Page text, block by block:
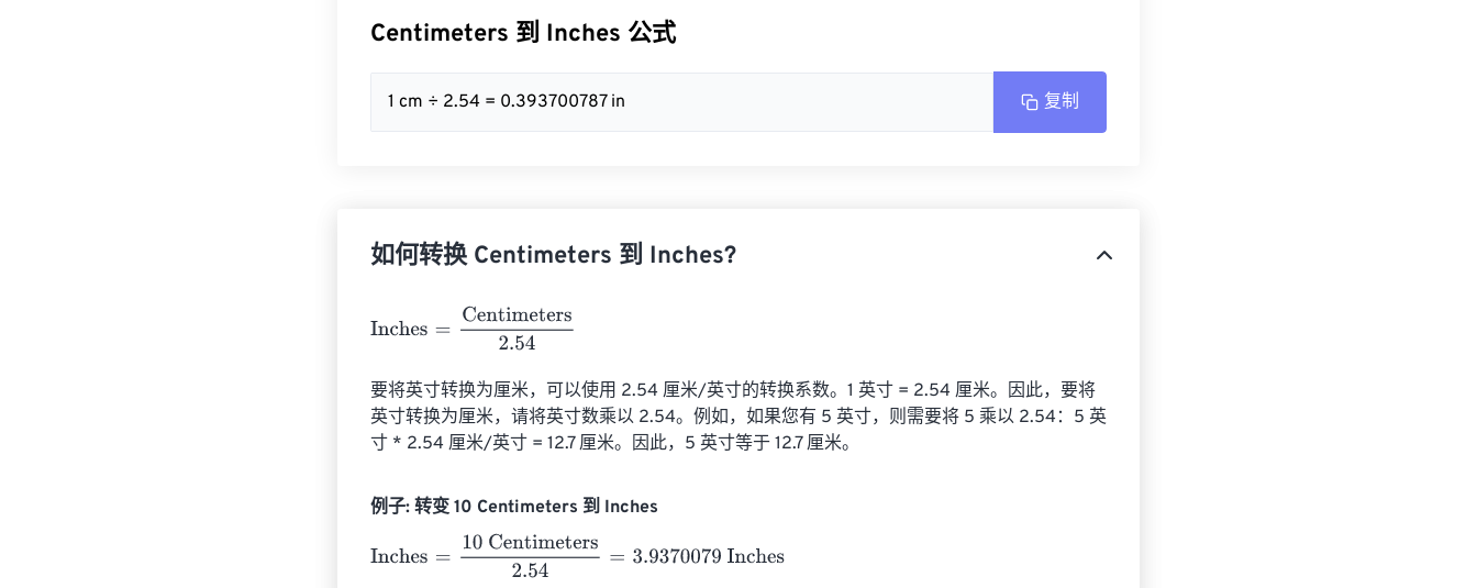
Centimeters 到 Inches 公式
1 cm ÷ 2.54 = 0.393700787 in 复制
如何转换 Centimeters 到 Inches?
Inches Centimeters2.54
要将英寸转换为厘米，可以使用 2.54 厘米/英寸的转换系数。1 英寸 = 2.54 厘米。因此，要将
英寸转换为厘米，请将英寸数乘以 2.54。例如，如果您有 5 英寸，则需要将 5 乘以 2.54：5 英
寸 * 2.54 厘米/英寸 = 12.7 厘米。因此，5 英寸等于 12.7 厘米。
例子: 转变 10 Centimeters 到 Inches
Inches
10 Centimeters2.54= 3.9370079 Inches